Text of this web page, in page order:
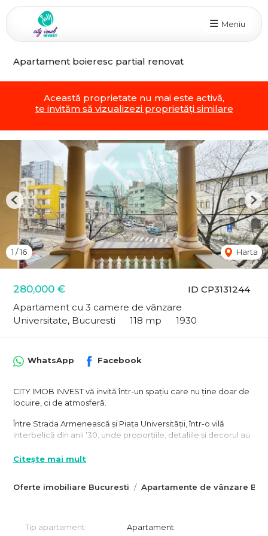
Meniu
Apartament boieresc partial renovat
Această proprietate nu mai este activă,
te invităm să vizualizezi proprietăți similare
ID CP3131244
280,000 €
Apartament cu 3 camere de vânzare
Universitate, Bucuresti
118 mp 1930
1 /16 Harta
Previous
Oferte imobiliare Bucuresti Apartamente de vânzare
WhatsApp Facebook
CITY IMOB INVEST vă invită într-un spațiu care nu ține doar de
locuire, ci de atmosferă.
Între Strada Armenească și Piața Universității, într-o vilă
interbelică din anii ’30, unde proporțiile, detaliile și decorul au
întregime etajul 1 – un etaj care pare desprins dintr-o altă
Lumina este primul lucru pe care îl simți.
creează un spațiu care respiră, care primeste mult soare si
lumina.
Citește mai mult
Tip apartament Apartament